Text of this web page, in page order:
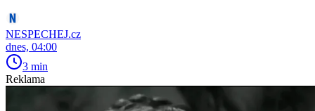
NESPECHEJ.cz
dnes, 04:00
3 min
Reklama